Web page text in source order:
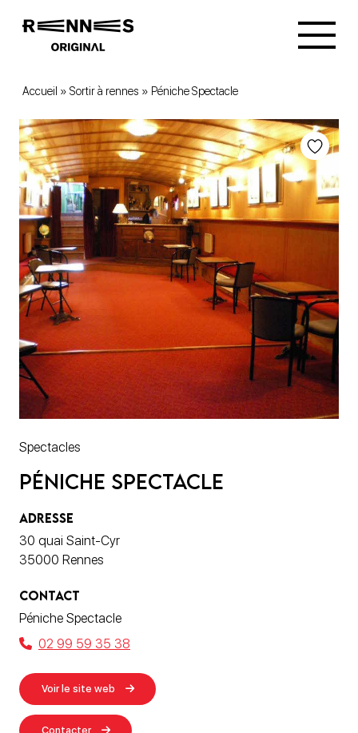
Accueil » Sortir à rennes » Péniche Spectacle
Spectacles
Péniche Spectacle
ADRESSE
30 quai Saint-Cyr
35000 Rennes
CONTACT
Péniche Spectacle
02 99 59 35 38
Voir le site web
Contacter